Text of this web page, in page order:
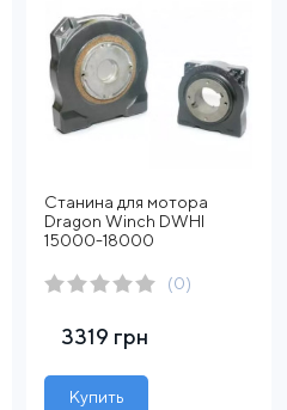
Станина для мотора
Dragon Winch DWHI
15000-18000
(0)
3319 грн
Купить